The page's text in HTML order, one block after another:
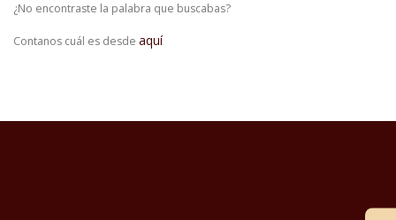
¿No encontraste la palabra que buscabas?
Contanos cuál es desde aquí